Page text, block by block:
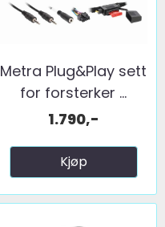
Metra Plug&Play sett
for forsterker ...
1.790,-
Kjøp